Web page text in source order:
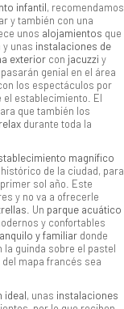
infantil, recomendamos
y también con una
unos alojamientos que
y unas instalaciones de
exterior con jacuzzi y
pasarán genial en el área
los espectáculos por
el establecimiento. El
que también los
durante toda la
magnífico
de la ciudad, para
sol año. Este
y no va a ofrecerle
. Un parque acuático
y confortables
y familiar donde
guinda sobre el pastel
mapa francés sea
ideal, unas instalaciones